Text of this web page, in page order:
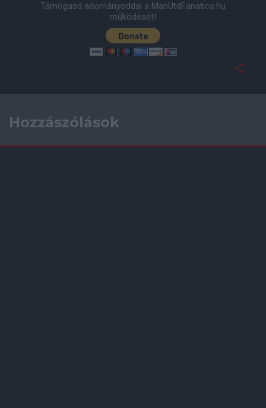
Támogasd adományoddal a ManUtdFanatics.hu
működését!
Hozzászólások